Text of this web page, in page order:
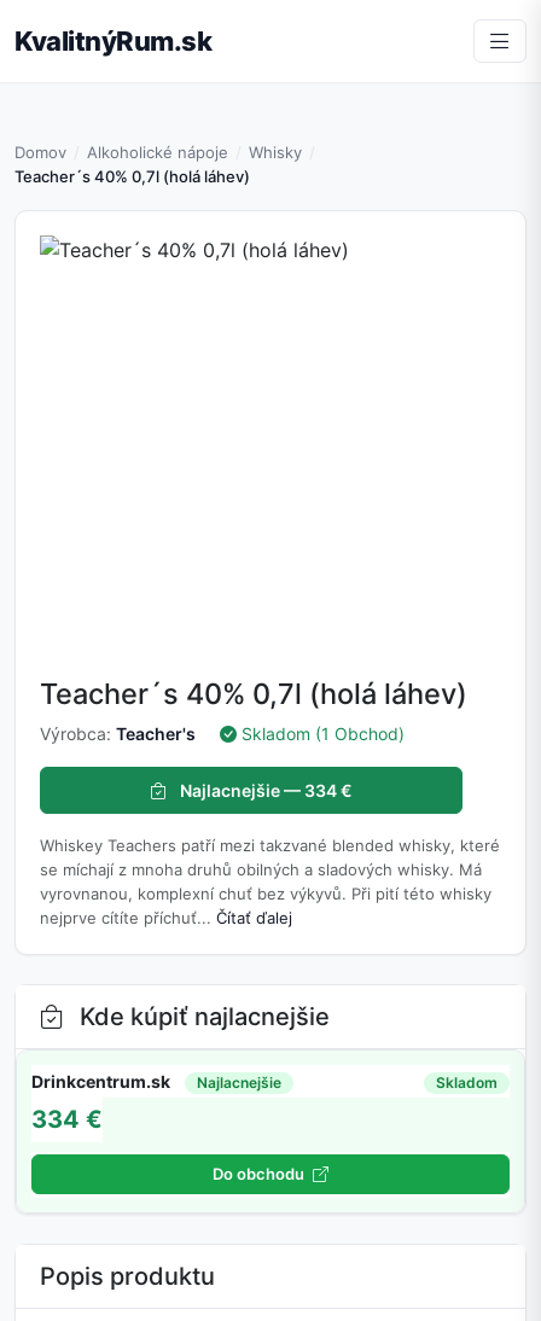
KvalitnýRum.sk
Domov Alkoholické nápoje
Whisky
Teacher´s 40% 0,7l (holá láhev)
Teacher´s 40% 0,7l (holá láhev)
Výrobca: Teacher's Skladom (1 Obchod)
Najlacnejšie — 334 €
Whiskey Teachers patří mezi takzvané blended whisky, které
se míchají z mnoha druhů obilných a sladových whisky. Má
vyrovnanou, komplexní chuť bez výkyvů. Při pití této whisky
nejprve cítíte příchuť... Čítať ďalej
Kde kúpiť najlacnejšie
Drinkcentrum.sk Najlacnejšie Skladom
334 €
Do obchodu
Popis produktu